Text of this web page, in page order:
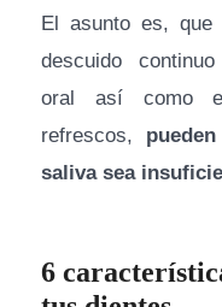
El asunto es, que
descuido
oral así como
refrescos,
saliva sea
6